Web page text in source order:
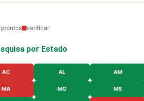
verificar
por Estado
AC AL AM
MA MG MS